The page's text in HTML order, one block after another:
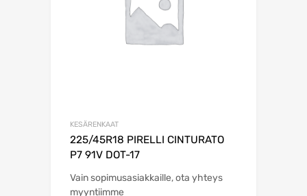
KESÄRENKAAT
225/45R18 PIRELLI CINTURATO
P7 91V DOT-17
Vain sopimusasiakkaille, ota yhteys
myyntiimme